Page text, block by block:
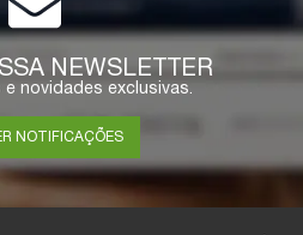
NEWSLETTER
novidades exclusivas.
NOTIFICAÇÕES